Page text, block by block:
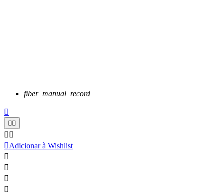
fiber_manual_record


 
Adicionar à Wishlist



